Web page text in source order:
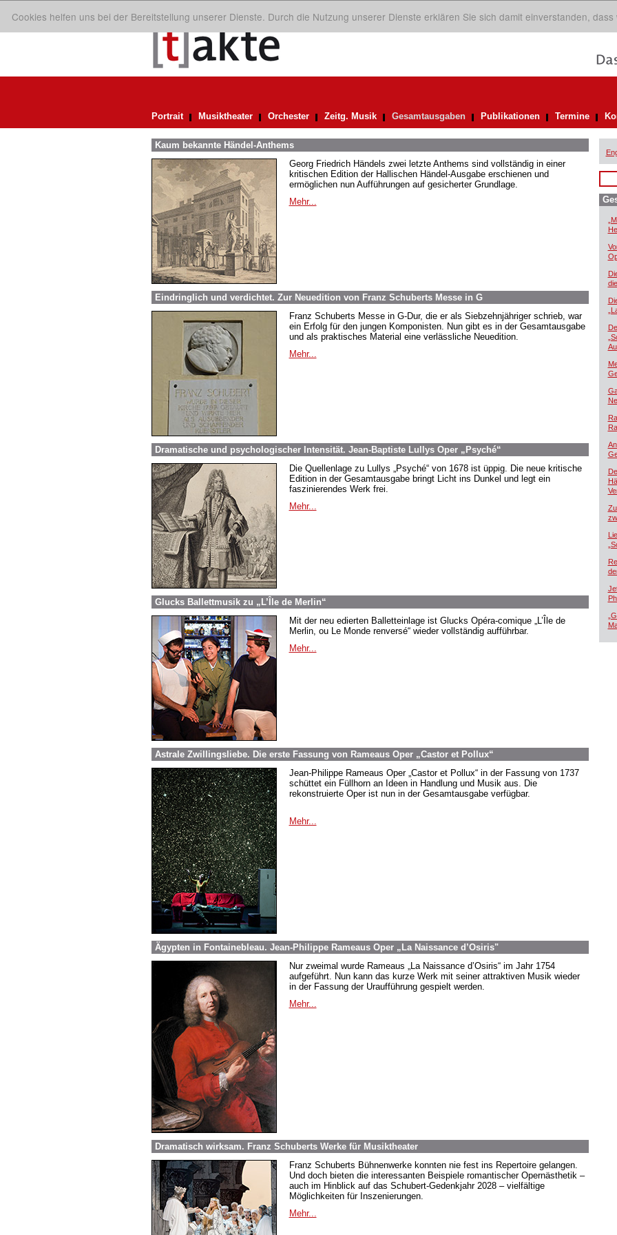
Cookies helfen uns bei der Bereitstellung unserer Dienste. Durch die Nutzung unserer Dienste erklären Sie sich damit einverstanden, dass
Portrait Musiktheater Orchester Zeitg. Musik Gesamtausgaben Publikationen Termine
Kaum bekannte Händel-Anthems
Georg Friedrich Händels zwei letzte Anthems sind vollständig in einer
kritischen Edition der Hallischen Händel-Ausgabe erschienen und
ermöglichen nun Aufführungen auf gesicherter Grundlage.
Mehr...
Eindringlich und verdichtet. Zur Neuedition von Franz Schuberts Messe in G
Franz Schuberts Messe in G-Dur, die er als Siebzehnjähriger schrieb, war
ein Erfolg für den jungen Komponisten. Nun gibt es in der Gesamtausgabe
und als praktisches Material eine verlässliche Neuedition.
Mehr...
Dramatische und psychologischer Intensität. Jean-Baptiste Lullys Oper „Psyché“
Die Quellenlage zu Lullys „Psyché“ von 1678 ist üppig. Die neue kritische
Edition in der Gesamtausgabe bringt Licht ins Dunkel und legt ein
faszinierendes Werk frei.
Mehr...
Glucks Ballettmusik zu „L’Île de Merlin“
Mit der neu edierten Balletteinlage ist Glucks Opéra-comique „L’Île de
Merlin, ou Le Monde renversé“ wieder vollständig aufführbar.
Mehr...
Astrale Zwillingsliebe. Die erste Fassung von Rameaus Oper „Castor et Pollux“
Jean-Philippe Rameaus Oper „Castor et Pollux“ in der Fassung von 1737
schüttet ein Füllhorn an Ideen in Handlung und Musik aus. Die
rekonstruierte Oper ist nun in der Gesamtausgabe verfügbar.
Mehr...
Ägypten in Fontainebleau. Jean-Philippe Rameaus Oper „La Naissance d’Osiris"
Nur zweimal wurde Rameaus „La Naissance d’Osiris“ im Jahr 1754
aufgeführt. Nun kann das kurze Werk mit seiner attraktiven Musik wieder
in der Fassung der Uraufführung gespielt werden.
Mehr...
Dramatisch wirksam. Franz Schuberts Werke für Musiktheater
Franz Schuberts Bühnenwerke konnten nie fest ins Repertoire gelangen.
Und doch bieten die interessanten Beispiele romantischer Opernästhetik –
auch im Hinblick auf das Schubert-Gedenkjahr 2028 – vielfältige
Möglichkeiten für Inszenierungen.
Mehr...